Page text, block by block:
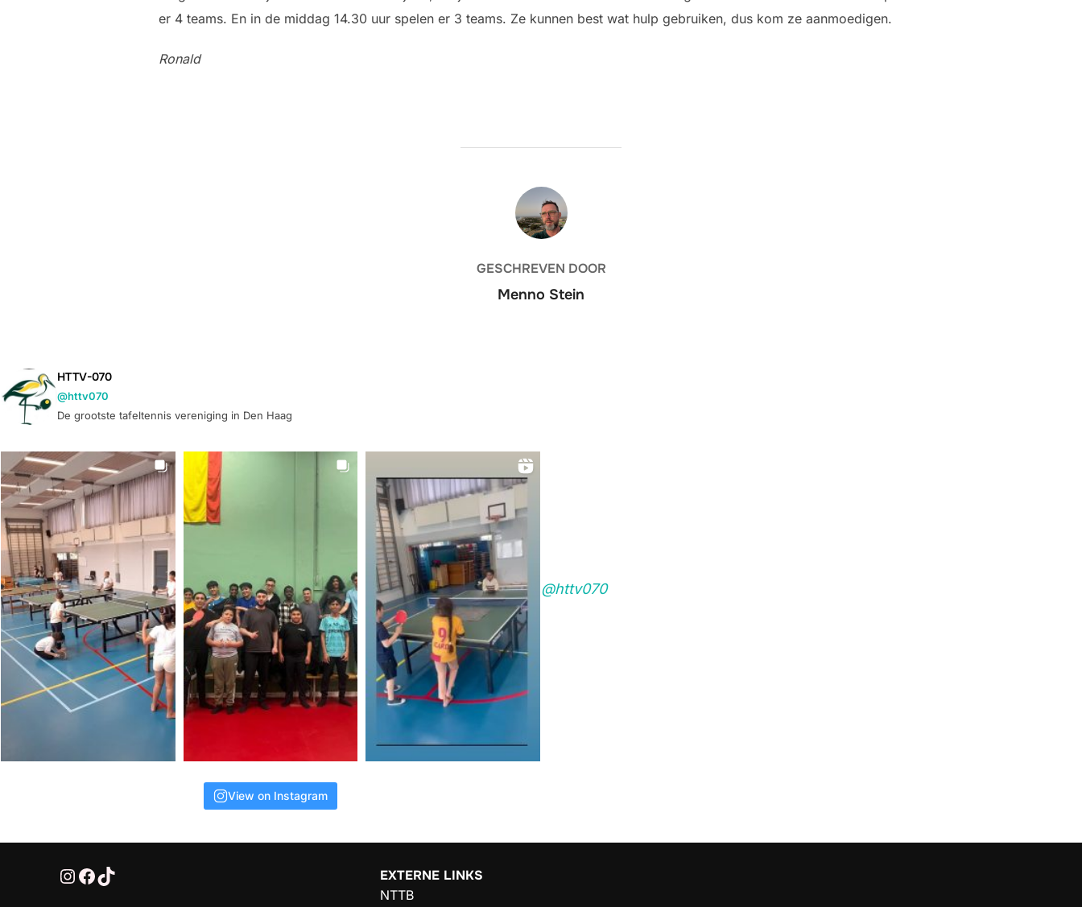
er 4 teams. En in de middag 14.30 uur spelen er 3 teams. Ze kunnen best wat hulp gebruiken, dus kom ze aanmoedigen.
Ronald
BERICHTAUTEUR
GESCHREVEN DOOR
Menno Stein
HTTV-070
@httv070
De grootste tafeltennis vereniging in Den Haag
View on Instagram
@httv070
@HTTV070
HTTV-070
HTTV-070 EXTERNE LINKS
NTTB